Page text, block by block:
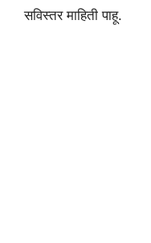
सविस्तर माहिती पाहू.